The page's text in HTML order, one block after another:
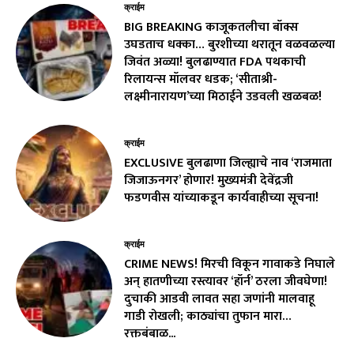
क्राईम
BIG BREAKING काजूकतलीचा बॉक्स
उघडताच धक्का… बुरशीच्या थरातून वळवळल्या
जिवंत अळ्या! बुलढाण्यात FDA पथकाची
रिलायन्स मॉलवर धडक; ‘सीताश्री-
लक्ष्मीनारायण’च्या मिठाईने उडवली खळबळ!
क्राईम
EXCLUSIVE बुलढाणा जिल्ह्याचे नाव ‘राजमाता
जिजाऊनगर’ होणार! मुख्यमंत्री देवेंद्रजी
फडणवीस यांच्याकडून कार्यवाहीच्या सूचना!
क्राईम
CRIME NEWS! मिरची विकून गावाकडे निघाले
अन् हातणीच्या रस्त्यावर ‘हॉर्न’ ठरला जीवघेणा!
दुचाकी आडवी लावत सहा जणांनी मालवाहू
गाडी रोखली; काठ्यांचा तुफान मारा…
रक्तबंबाळ...